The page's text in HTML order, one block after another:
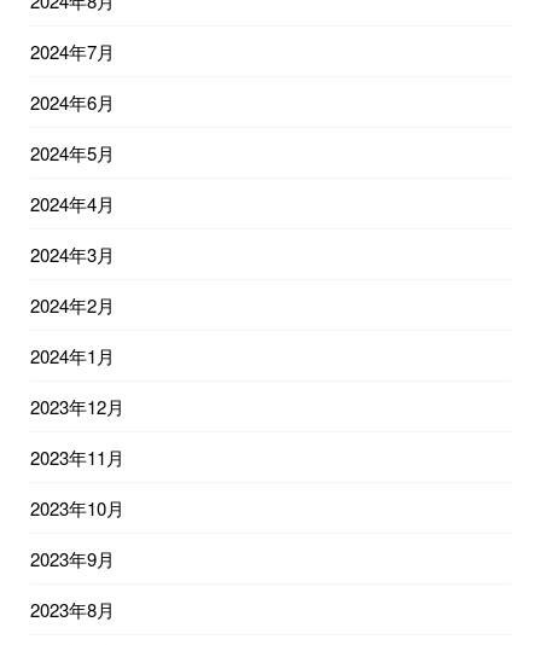
2024年7月
2024年6月
2024年5月
2024年4月
2024年3月
2024年2月
2024年1月
2023年12月
2023年11月
2023年10月
2023年9月
2023年8月